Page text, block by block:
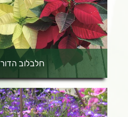
חלבלוב הדור